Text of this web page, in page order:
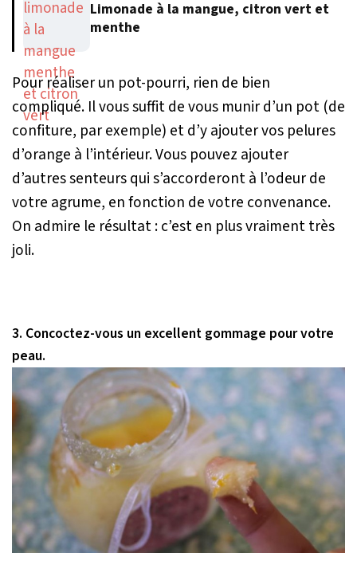
Limonade à la mangue, citron vert et
menthe
Pour réaliser un pot-pourri, rien de bien
compliqué. Il vous suffit de vous munir d’un pot (de
confiture, par exemple) et d’y ajouter vos pelures
d’orange à l’intérieur. Vous pouvez ajouter
d’autres senteurs qui s’accorderont à l’odeur de
votre agrume, en fonction de votre convenance.
On admire le résultat : c’est en plus vraiment très
joli.
3. Concoctez-vous un excellent gommage pour votre
peau.